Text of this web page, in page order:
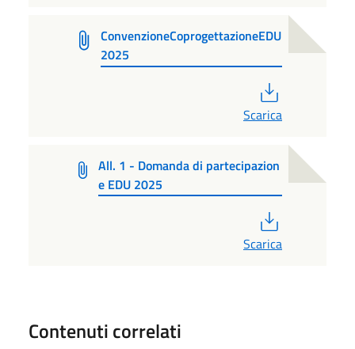
ConvenzioneCoprogettazioneEDU
2025
Scarica
All. 1 - Domanda di partecipazion
e EDU 2025
Scarica
Contenuti correlati